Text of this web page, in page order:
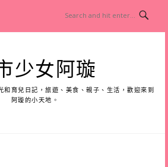
少女阿璇
和育兒日記，旅遊、美食、親子、生活，歡迎來到
阿璇的小天地。